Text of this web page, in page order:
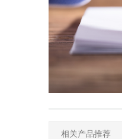
人事社保专区
相关产品推荐